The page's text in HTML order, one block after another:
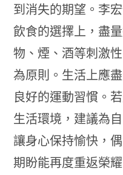
到消失的期望。李
飲食的選擇上，盡
物、煙、酒等刺激
為原則。生活上應
良好的運動習慣。
生活環境，建議為
讓身心保持愉快，
期盼能再度重返榮